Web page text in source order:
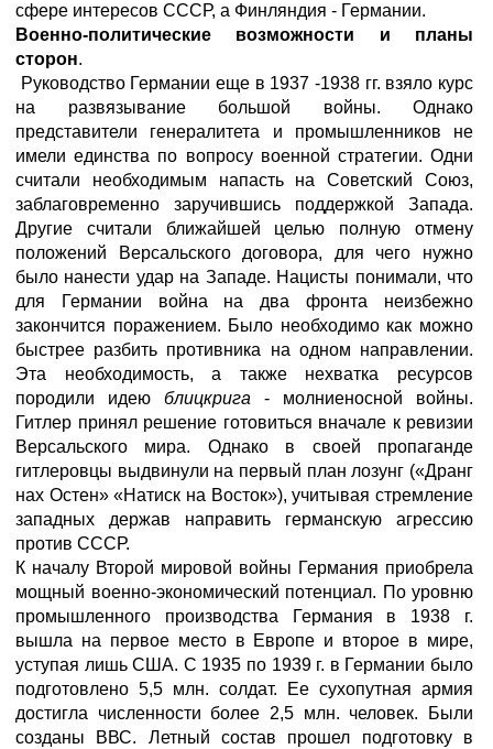
сфере интересов СССР, а Финляндия - Германии.
Военно-политические возможности и планы
сторон.
Руководство Германии еще в 1937 -1938 гг. взяло курс
на развязывание большой войны. Однако
представители генералитета и промышленников не
имели единства по вопросу военной стратегии. Одни
считали необходимым напасть на Советский Союз,
заблаговременно заручившись поддержкой Запада.
Другие считали ближайшей целью полную отмену
положений Версальского договора, для чего нужно
было нанести удар на Западе. Нацисты понимали, что
для Германии война на два фронта неизбежно
закончится поражением. Было необходимо как можно
быстрее разбить противника на одном направлении.
Эта необходимость, а также нехватка ресурсов
породили идею блицкрига - молниеносной войны.
Гитлер принял решение готовиться вначале к ревизии
Версальского мира. Однако в своей пропаганде
гитлеровцы выдвинули на первый план лозунг («Дранг
нах Остен» «Натиск на Восток»), учитывая стремление
западных держав направить германскую агрессию
против СССР.
К началу Второй мировой войны Германия приобрела
мощный военно-экономический потенциал. По уровню
промышленного производства Германия в 1938 г.
вышла на первое место в Европе и второе в мире,
уступая лишь США. С 1935 по 1939 г. в Германии было
подготовлено 5,5 млн. солдат. Ее сухопутная армия
достигла численности более 2,5 млн. человек. Были
созданы ВВС. Летный состав прошел подготовку в